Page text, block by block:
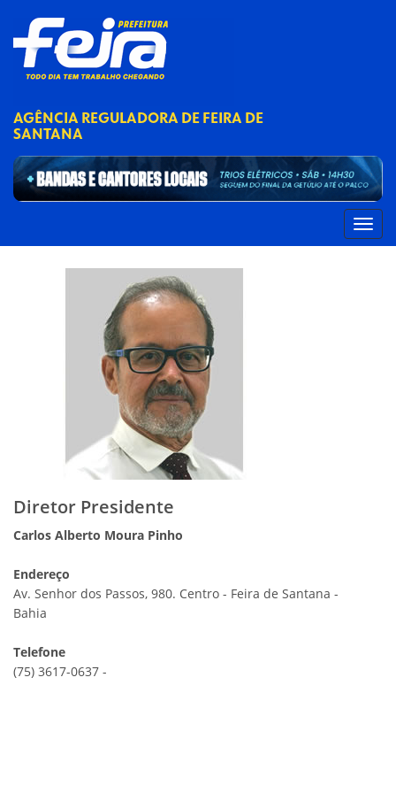
AGÊNCIA REGULADORA DE FEIRA DE
SANTANA
Diretor Presidente
Carlos Alberto Moura Pinho
Endereço
Av. Senhor dos Passos, 980. Centro - Feira de Santana -
Bahia
Telefone
(75) 3617-0637 -